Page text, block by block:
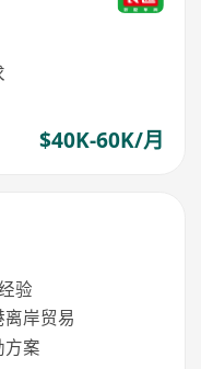
$40K-60K/月
验
岸贸易
案